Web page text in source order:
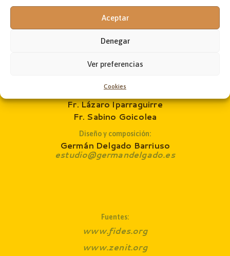
Aceptar
Denegar
Ver preferencias
Cookies
Jon Andoni Ruiz de Zárate
administrador@laobramaxima.es
José Ángel Laka
Fr. Lázaro Iparraguirre
Fr. Sabino Goicolea
Diseño y composición:
Germán Delgado Barriuso
estudio@germandelgado.es
Fuentes:
www.fides.org
www.zenit.org